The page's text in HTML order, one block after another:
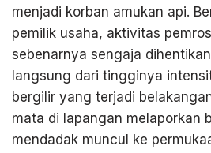
menjadi korban amukan api.
pemilik usaha, aktivitas
sebenarnya sengaja
langsung dari tingginya
bergilir yang terjadi
mata di lapangan melaporkan
mendadak muncul ke